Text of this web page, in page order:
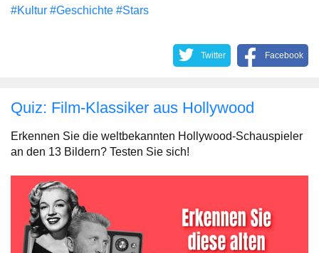
#Kultur #Geschichte #Stars
Twitter Facebook
Quiz: Film-Klassiker aus Hollywood
Erkennen Sie die weltbekannten Hollywood-Schauspieler
an den 13 Bildern? Testen Sie sich!